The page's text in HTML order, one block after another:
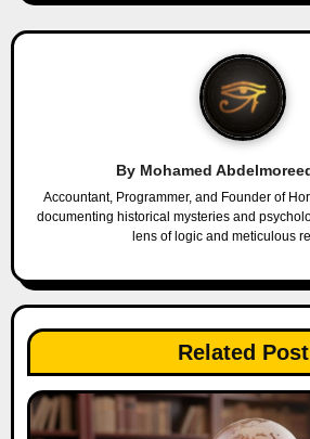
n
g
t
i
o
n
By Mohamed
Accountant, Programmer, and Founder of
documenting historical mysteries and
lens of logic and meticulous
Related Post